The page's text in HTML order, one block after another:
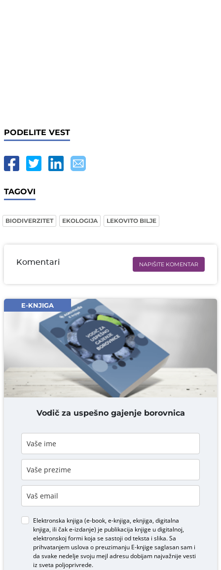
PODELITE VEST
TAGOVI
BIODIVERZITET EKOLOGIJA LEKOVITO BILJE
Komentari NAPIŠITE KOMENTAR
Email* obavezno
Komentar* obavezno
DODAJ KOMENTAR
E-KNJIGA
Vodič za uspešno gajenje borovnica
Elektronska knjiga (e-book, e-knjiga, eknjiga, digitalna
knjiga, ili čak e-izdanje) je publikacija knjige u digitalnoj,
elektronskoj formi koja se sastoji od teksta i slika. Sa
prihvatanjem uslova o preuzimanju E-knjigesaglasan sam i
da svake nedelje svoju mejl adresu dobijam najvažnije vesti
iz sveta poljoprivrede.